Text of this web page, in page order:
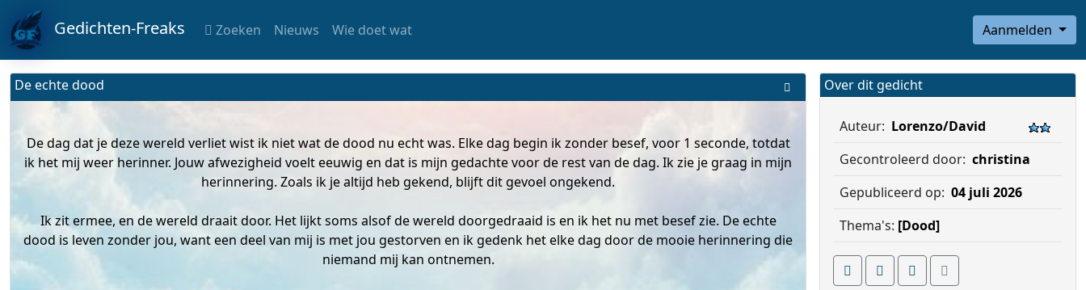
Gedichten-Freaks Zoeken Nieuws Wie doet wat Aanmelden
De echte dood
De dag dat je deze wereld verliet wist ik niet wat de dood nu echt was. Elke dag begin ik zonder besef, voor 1 seconde, totdat
ik het mij weer herinner. Jouw afwezigheid voelt eeuwig en dat is mijn gedachte voor de rest van de dag. Ik zie je graag in mijn
herinnering. Zoals ik je altijd heb gekend, blijft dit gevoel ongekend.
Ik zit ermee, en de wereld draait door. Het lijkt soms alsof de wereld doorgedraaid is en ik het nu met besef zie. De echte
dood is leven zonder jou, want een deel van mij is met jou gestorven en ik gedenk het elke dag door de mooie herinnering die
niemand mij kan ontnemen.
Over dit gedicht
Auteur: Lorenzo/David
Gecontroleerd door: christina
Gepubliceerd op: 04 juli 2026
Thema's: [Dood]